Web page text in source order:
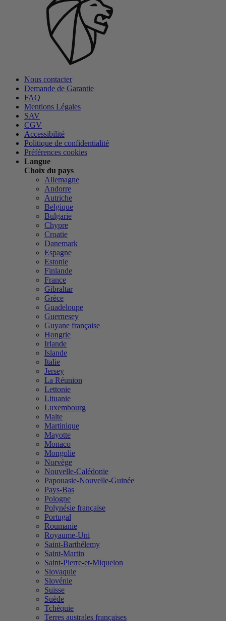
Nous contacter
Demande de Garantie
FAQ
Mentions Légales
SAV
CGV
Accessibilité
Politique de confidentialité
Préférences cookies
Langue
Choix du pays
Allemagne
Andorre
Autriche
Belgique
Bulgarie
Chypre
Croatie
Danemark
Espagne
Estonie
Finlande
France
Gibraltar
Grèce
Guadeloupe
Guernesey
Guyane française
Hongrie
Irlande
Islande
Italie
Jersey
La Réunion
Lettonie
Lituanie
Luxembourg
Malte
Martinique
Mayotte
Monaco
Mongolie
Norvège
Nouvelle-Calédonie
Papouasie-Nouvelle-Guinée
Pays-Bas
Pologne
Polynésie française
Portugal
Roumanie
Royaume-Uni
Saint-Barthélemy
Saint-Martin
Saint-Pierre-et-Miquelon
Slovaquie
Slovénie
Suisse
Suède
Tchéquie
Terres australes françaises